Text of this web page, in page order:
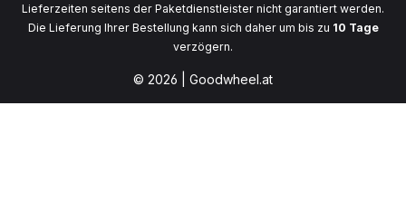
Lieferzeiten seitens der Paketdienstleister nicht garantiert werden.
Die Lieferung Ihrer Bestellung kann sich daher um bis zu 10 Tage
verzögern.
© 2026 | Goodwheel.at